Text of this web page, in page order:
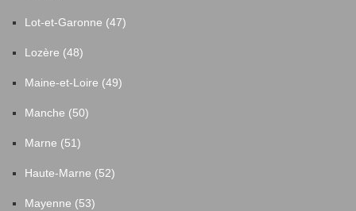
Lot-et-Garonne (47)
Lozère (48)
Maine-et-Loire (49)
Manche (50)
Marne (51)
Haute-Marne (52)
Mayenne (53)